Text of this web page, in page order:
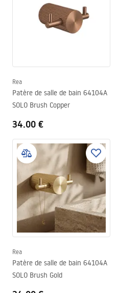
Rea
Patère de salle de bain 64104A
SOLO Brush Copper
34.00 €
Rea
Patère de salle de bain 64104A
SOLO Brush Gold